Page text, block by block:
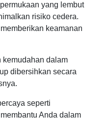
yang lembut
risiko cedera.
keamanan
kemudahan dalam
dibersihkan secara
seperti
Anda dalam